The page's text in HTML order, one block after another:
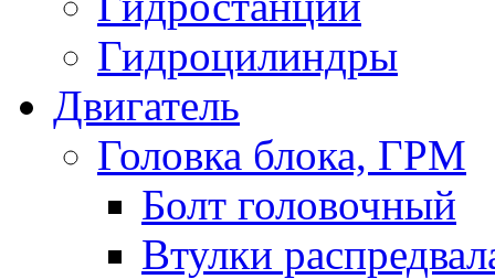
Гидроцилиндры
Двигатель
Головка блока, ГРМ
Болт головочный
Втулки